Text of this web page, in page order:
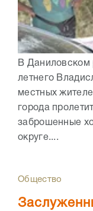
В Даниловском
летнего
местных
города
заброшенные
округе....
Общество